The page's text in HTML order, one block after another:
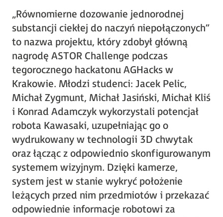
„Równomierne dozowanie jednorodnej
substancji ciekłej do naczyń niepołączonych”
to nazwa projektu, który zdobył główną
nagrodę ASTOR Challenge podczas
tegorocznego hackatonu AGHacks w
Krakowie. Młodzi studenci: Jacek Pelic,
Michał Zygmunt, Michał Jasiński, Michał Kliś
i Konrad Adamczyk wykorzystali potencjał
robota Kawasaki, uzupełniając go o
wydrukowany w technologii 3D chwytak
oraz łącząc z odpowiednio skonfigurowanym
systemem wizyjnym. Dzięki kamerze,
system jest w stanie wykryć położenie
leżących przed nim przedmiotów i przekazać
odpowiednie informacje robotowi za